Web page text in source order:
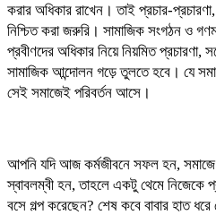
করার অধিকার রাখেন। তাই প্রচার-
নিশ্চিত করা জরুরি। সামাজিক সংগঠন ও
প্রবীণদের অধিকার নিয়ে নিয়মিত
সামাজিক আন্দোলন গড়ে তুলতে হবে। যে
সেই সমাজেই পরিবর্তন আসে।
আপনি যদি আজ কর্মজীবনে সফল হন, সমাজে
স্বাবলম্বী হন, তাহলে একটু থেমে নিজেকে
বসে গল্প করেছেন? শেষ কবে বাবার হাত ধরে